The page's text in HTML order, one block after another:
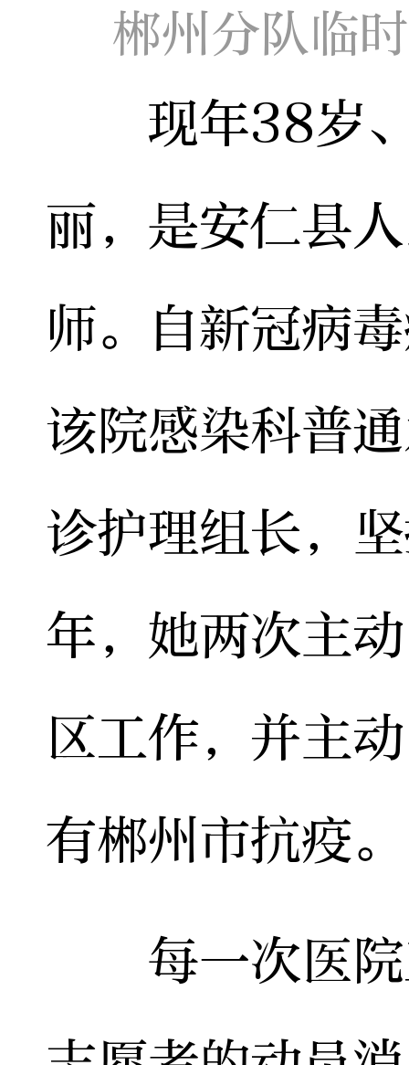
郴州分队临
现年38岁、
丽，是安仁县
师。自新冠病
该院感染科普
诊护理组长，
年，她两次主
区工作，并主
有郴州市抗疫。
每一次医院